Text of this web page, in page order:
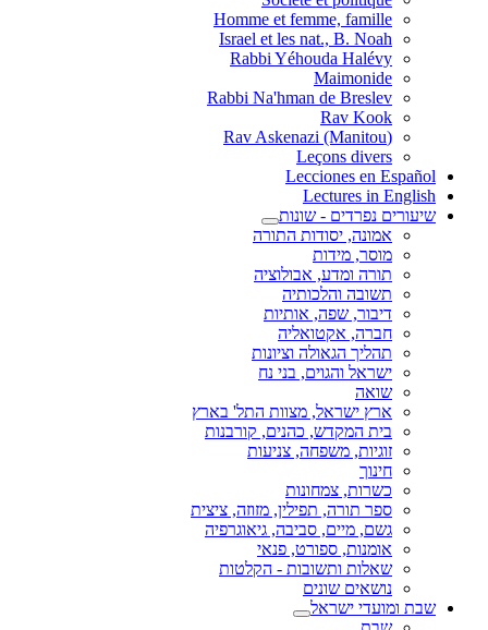
Homme et femme, famille
Israel et les nat., B. Noah
Rabbi Yéhouda Halévy
Maimonide
Rabbi Na'hman de Breslev
Rav Kook
(Rav Askenazi (Manitou
Leçons divers
Lecciones en Español
Lectures in English
שיעורים נפרדים - שונות
אמונה, יסודות התורה
מוסר, מידות
תורה ומדע, אבולוציה
תשובה והלכותיה
דיבור, שפה, אותיות
חברה, אקטואליה
תהליך הגאולה וציונות
ישראל והגוים, בני נח
שואה
ארץ ישראל, מצוות התל' בארץ
בית המקדש, כהנים, קורבנות
זוגיות, משפחה, צניעות
חינוך
כשרות, צמחונות
ספר תורה, תפילין, מזוזה, ציצית
גשם, מיים, סביבה, גיאוגרפיה
אומנות, ספורט, פנאי
שאלות ותשובות - הקלטות
נושאים שונים
שבת ומועדי ישראל